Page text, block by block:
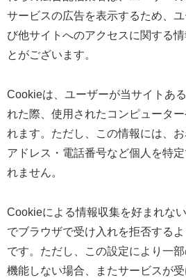
サービスの広告を表示するため、
び他サイトへのアクセスに関する
とがございます。
Cookieは、ユーザーが当サイトあ
れた際、使用されたコンピュータ
れます。ただし、この情報には、
アドレス・電話番号など個人を特
れません。
Cookieによる情報収集を好まれな
でブラウザで受け入れを拒否する
です。ただし、この設定により一
機能しない場合、またサービスが